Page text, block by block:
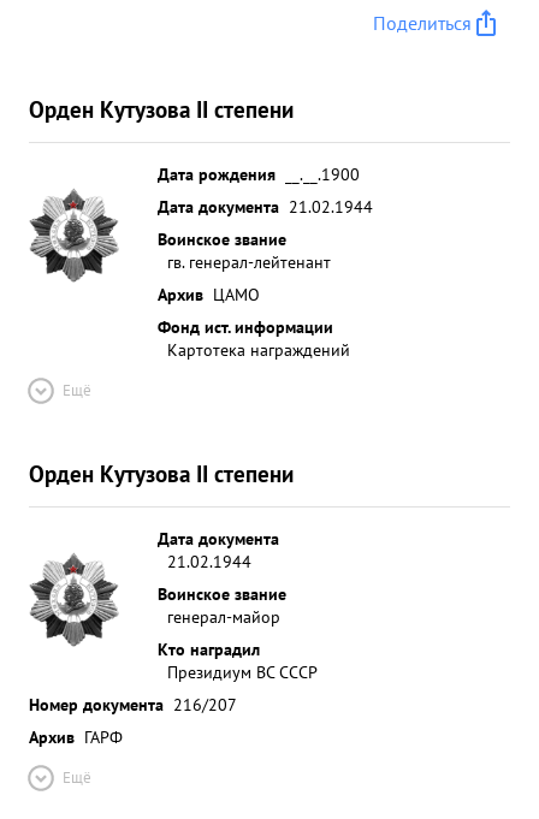
Поделиться
Орден Кутузова II степени
Дата рождения
__.__.1900
Дата документа 21.02.1944
Воинское звание
гв. генерал-лейтенант
Архив ЦАМО
Фонд ист. информации
Картотека награждений
Ещё
Орден Кутузова II степени
Дата документа
21.02.1944
Воинское звание
генерал-майор
Кто наградил
Президиум ВС СССР
Номер документа 216/207
Архив ГАРФ
Ещё